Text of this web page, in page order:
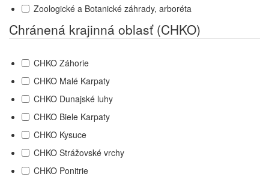
Zoologické a Botanické záhrady, arboréta
Chránená krajinná oblasť (CHKO)
CHKO Záhorie
CHKO Malé Karpaty
CHKO Dunajské luhy
CHKO Biele Karpaty
CHKO Kysuce
CHKO Strážovské vrchy
CHKO Ponitrie